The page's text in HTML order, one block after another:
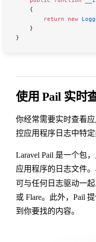
    {
        return
new
    }
}
使用 Pail 实时
你经常需要实时查看
控应用程序日志中特定
Laravel Pail 是一个包
应用程序的日志文件
可与任何日志驱动一
或 Flare。此外，Pail
到你要找的内容。